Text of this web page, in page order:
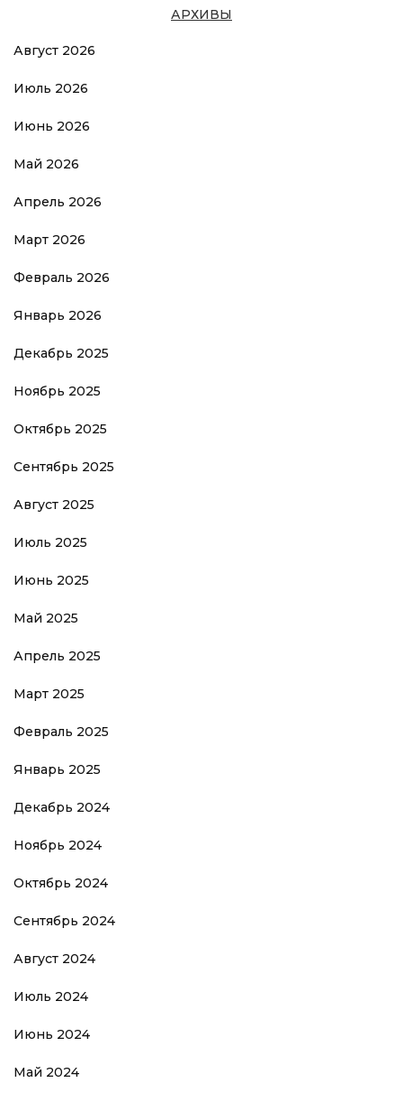
АРХИВЫ
Август 2026
Июль 2026
Июнь 2026
Май 2026
Апрель 2026
Март 2026
Февраль 2026
Январь 2026
Декабрь 2025
Ноябрь 2025
Октябрь 2025
Сентябрь 2025
Август 2025
Июль 2025
Июнь 2025
Май 2025
Апрель 2025
Март 2025
Февраль 2025
Январь 2025
Декабрь 2024
Ноябрь 2024
Октябрь 2024
Сентябрь 2024
Август 2024
Июль 2024
Июнь 2024
Май 2024